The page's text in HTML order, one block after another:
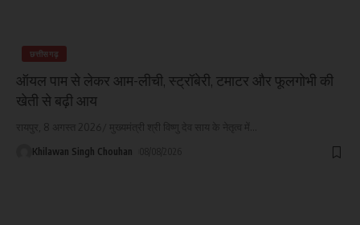
छत्तीसगढ़
ऑयल पाम से लेकर आम-लीची, स्ट्रॉबेरी, टमाटर और फूलगोभी की
खेती से बढ़ी आय
Khilawan Singh Chouhan